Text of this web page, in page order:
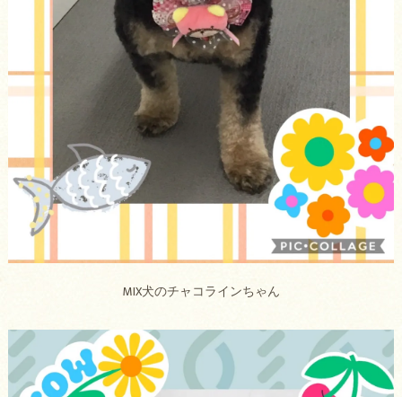
MIX犬のチャコラインちゃん